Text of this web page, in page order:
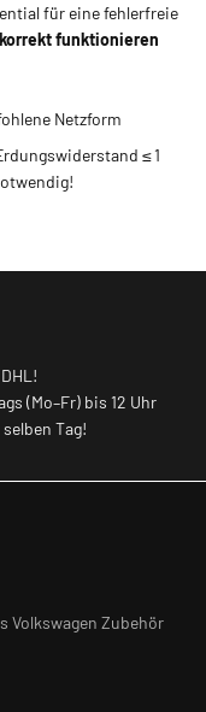
für eine fehlerfreie
funktionieren
Netzform
≤ 1
(Mo–Fr) bis 12 Uhr
Tag!
Volkswagen Zubehör